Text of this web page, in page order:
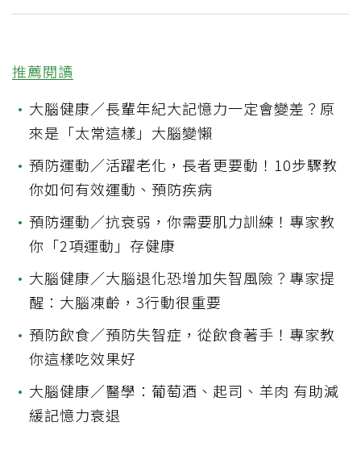
推薦閱讀
• 大腦健康／長輩年紀大記憶力一定會變差？原
來是「太常這樣」大腦變懶
• 預防運動／活躍老化，長者更要動！10步驟教
你如何有效運動、預防疾病
• 預防運動／抗衰弱，你需要肌力訓練！專家教
你「2項運動」存健康
• 大腦健康／大腦退化恐增加失智風險？專家提
醒：大腦凍齡，3行動很重要
• 預防飲食／預防失智症，從飲食著手！專家教
你這樣吃效果好
• 大腦健康／醫學：葡萄酒、起司、羊肉 有助減
緩記憶力衰退